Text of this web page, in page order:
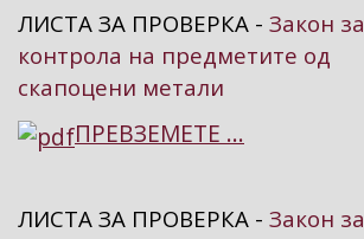
ЛИСТА ЗА ПРОВЕРКА - Закон за
контрола на предметите од
скапоцени метали
ПРЕВЗЕМЕТЕ ...
ЛИСТА ЗА ПРОВЕРКА - Закон за